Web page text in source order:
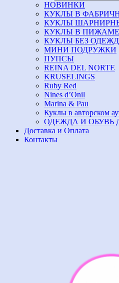
НОВИНКИ
КУКЛЫ В
КУКЛЫ
КУКЛЫ В ПИЖАМЕ
КУКЛЫ БЕЗ
МИНИ ПОДРУЖКИ
ПУПСЫ
REINA DEL NORTE
KRUSELINGS
Ruby Red
Nines d’Onil
Marina & Pau
Куклы в авторском
ОДЕЖДА И ОБУВЬ
Доставка и Оплата
Контакты